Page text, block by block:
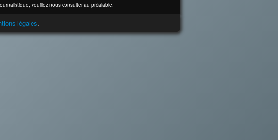
veuillez nous consulter au préalable.
légales.